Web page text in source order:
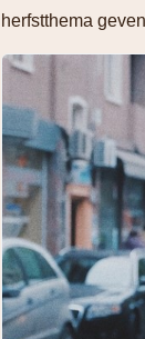
herfstthema